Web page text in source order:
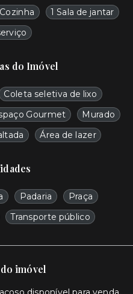
1 Sala de jantar
do Imóvel
Coleta seletiva de lixo
Gourmet
Murado
Área de lazer
Padaria
Praça
Transporte público
imóvel